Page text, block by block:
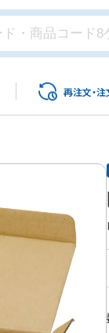
再注文・注